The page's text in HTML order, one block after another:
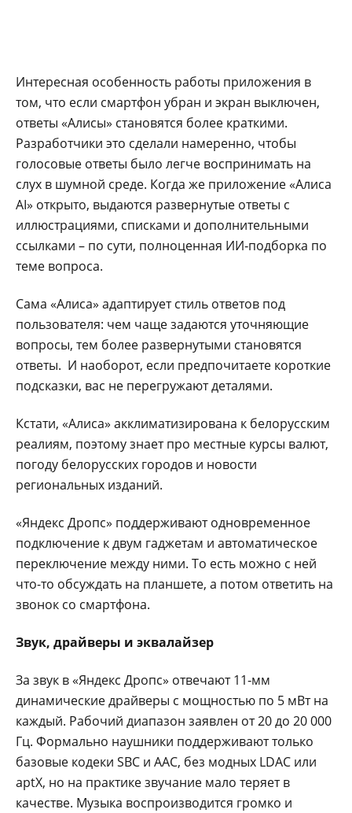
Интересная особенность работы приложения в
том, что если смартфон убран и экран выключен,
ответы «Алисы» становятся более краткими.
Разработчики это сделали намеренно, чтобы
голосовые ответы было легче воспринимать на
слух в шумной среде. Когда же приложение «Алиса
AI» открыто, выдаются развернутые ответы с
иллюстрациями, списками и дополнительными
ссылками – по сути, полноценная ИИ‑подборка по
теме вопроса.
Сама «Алиса» адаптирует стиль ответов под
пользователя: чем чаще задаются уточняющие
вопросы, тем более развернутыми становятся
ответы. И наоборот, если предпочитаете короткие
подсказки, вас не перегружают деталями.
Кстати, «Алиса» акклиматизирована к белорусским
реалиям, поэтому знает про местные курсы валют,
погоду белорусских городов и новости
региональных изданий.
«Яндекс Дропс» поддерживают одновременное
подключение к двум гаджетам и автоматическое
переключение между ними. То есть можно с ней
что-то обсуждать на планшете, а потом ответить на
звонок со смартфона.
Звук, драйверы и эквалайзер
За звук в «Яндекс Дропс» отвечают 11‑мм
динамические драйверы с мощностью по 5 мВт на
каждый. Рабочий диапазон заявлен от 20 до 20 000
Гц. Формально наушники поддерживают только
базовые кодеки SBC и AAC, без модных LDAC или
aptX, но на практике звучание мало теряет в
качестве. Музыка воспроизводится громко и